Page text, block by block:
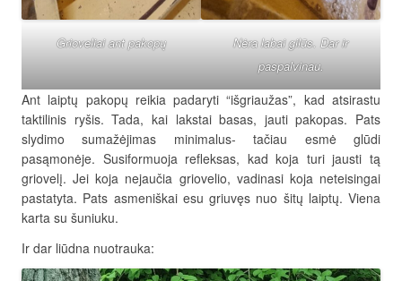
Grioveliai ant pakopų
Nėra labai gilūs. Dar ir
paspalvinau.
Ant laiptų pakopų reikia padaryti “išgriaužas”, kad atsirastu
taktilinis ryšis. Tada, kai lakstai basas, jauti pakopas. Pats
slydimo sumažėjimas minimalus- tačiau esmė glūdi
pasąmonėje. Susiformuoja refleksas, kad koja turi jausti tą
griovelį. Jei koja nejaučia griovelio, vadinasi koja neteisingai
pastatyta. Pats asmeniškai esu griuvęs nuo šitų laiptų. Viena
karta su šuniuku.
Ir dar liūdna nuotrauka: